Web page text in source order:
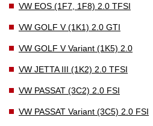
VW EOS (1F7, 1F8) 2.0 TFSI
VW GOLF V (1K1) 2.0 GTI
VW GOLF V Variant (1K5) 2.0
VW JETTA III (1K2) 2.0 TFSI
VW PASSAT (3C2) 2.0 FSI
VW PASSAT Variant (3C5) 2.0 FSI